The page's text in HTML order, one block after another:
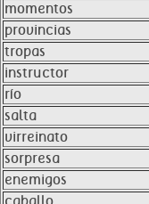
momentos
provincias
tropas
instructor
río
salta
virreinato
sorpresa
enemigos